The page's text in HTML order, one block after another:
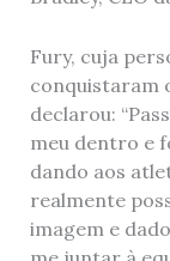
Fury, cuja
conquistaram
declarou:
meu dentro e
dando aos
realmente
imagem e